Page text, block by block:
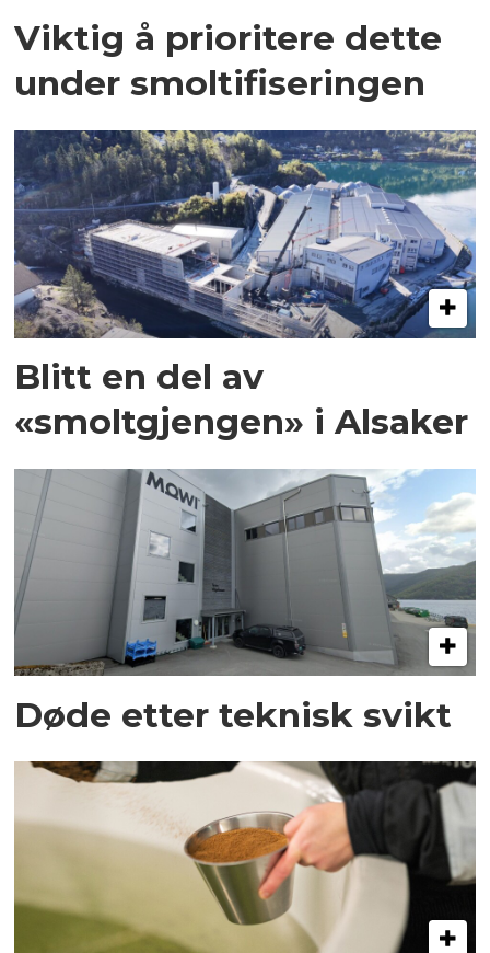
Viktig å prioritere dette
under smoltifiseringen
Blitt en del av
«smoltgjengen» i Alsaker
Døde etter teknisk svikt